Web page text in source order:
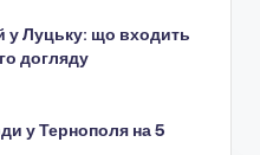
у Луцьку: що входить
догляду
у Тернополя на 5